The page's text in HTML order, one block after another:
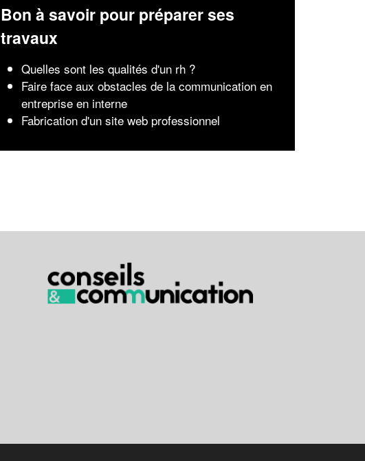
Bon à savoir pour préparer ses
travaux
Quelles sont les qualités d'un rh ?
Faire face aux obstacles de la communication en
entreprise en interne
Fabrication d'un site web professionnel